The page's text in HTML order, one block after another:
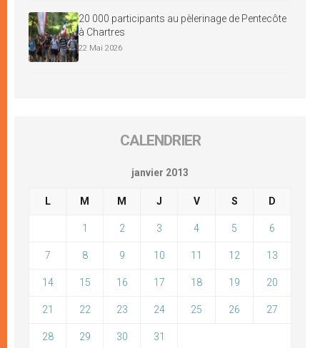
20 000 participants au pèlerinage de Pentecôte
à Chartres
22 Mai 2026
CALENDRIER
janvier 2013
L M M J V S D
1 2 3 4 5 6
7 8 9 10 11 12 13
14 15 16 17 18 19 20
21 22 23 24 25 26 27
28 29 30 31